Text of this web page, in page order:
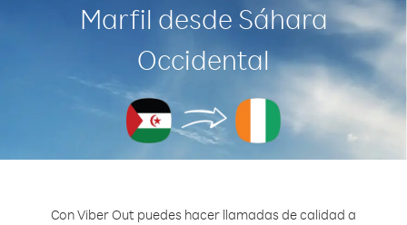
Marfil desde Sáhara
Occidental
Con Viber Out puedes hacer llamadas de calidad a